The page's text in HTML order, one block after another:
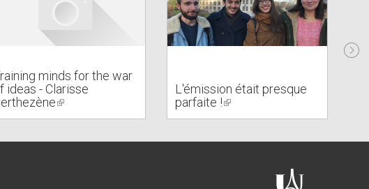
minds for the war
ideas - Clarisse
(link
is
L'émission était presque
parfaite !(link
is